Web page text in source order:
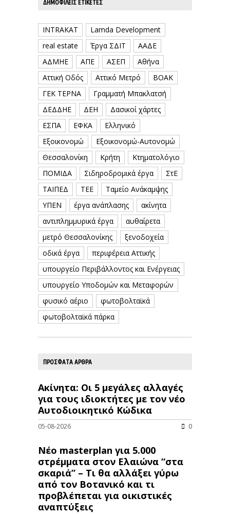
ΔΗΜΟΦΙΛΕΊΣ ΕΤΙΚΈΤΕΣ
INTRAKAT
Lamda Development
real estate
Έργα ΣΔΙΤ
ΑΑΔΕ
ΑΔΜΗΕ
ΑΠΕ ΑΣΕΠ
Αθήνα
Αττική Οδός
Αττικό Μετρό
ΒΟΑΚ
ΓΕΚ ΤΕΡΝΑ
Γραμματή Μπακλατσή
ΔΕΔΔΗΕ
ΔΕΗ
Δασικοί χάρτες
ΕΣΠΑ
ΕΦΚΑ
Ελληνικό
Εξοικονομώ
Εξοικονομώ-Αυτονομώ
Θεσσαλονίκη
Κρήτη
Κτηματολόγιο
ΠΟΜΙΔΑ
Σιδηροδρομικά έργα
ΣτΕ
ΤΑΙΠΕΔ
ΤΕΕ
Ταμείο Ανάκαμψης
ΥΠΕΝ
έργα ανάπλασης
ακίνητα
αντιπλημμυρικά έργα
αυθαίρετα
μετρό Θεσσαλονίκης
ξενοδοχεία
οδικά έργα
περιφέρεια Αττικής
υπουργείο Περιβάλλοντος και Ενέργειας
υπουργείο Υποδομών και Μεταφορών
φυσικό αέριο
φωτοβολταϊκά
φωτοβολταϊκά πάρκα
ΠΡΟΣΦΑΤΑ ΑΡΘΡΑ
Ακίνητα: Οι 5 μεγάλες αλλαγές
για τους ιδιοκτήτες με τον νέο
Αυτοδιοικητικό Κώδικα
05-08-2026 0
Νέο masterplan για 5.000
στρέμματα στον Ελαιώνα “στα
σκαριά” – Τι θα αλλάξει γύρω
από τον Βοτανικό και τι
προβλέπεται για οικιστικές
αναπτύξεις